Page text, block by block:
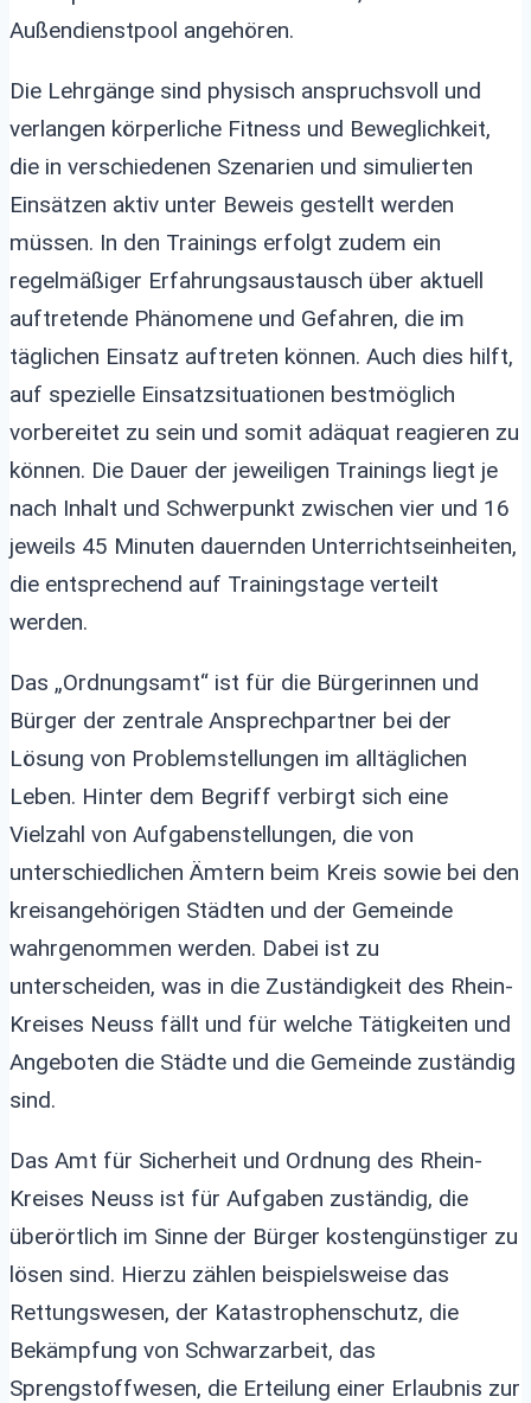
Außendienstpool angehören.
Die Lehrgänge sind physisch anspruchsvoll und
verlangen körperliche Fitness und Beweglichkeit,
die in verschiedenen Szenarien und simulierten
Einsätzen aktiv unter Beweis gestellt werden
müssen. In den Trainings erfolgt zudem ein
regelmäßiger Erfahrungsaustausch über aktuell
auftretende Phänomene und Gefahren, die im
täglichen Einsatz auftreten können. Auch dies hilft,
auf spezielle Einsatzsituationen bestmöglich
vorbereitet zu sein und somit adäquat reagieren zu
können. Die Dauer der jeweiligen Trainings liegt je
nach Inhalt und Schwerpunkt zwischen vier und 16
jeweils 45 Minuten dauernden Unterrichtseinheiten,
die entsprechend auf Trainingstage verteilt
werden.
Das „Ordnungsamt“ ist für die Bürgerinnen und
Bürger der zentrale Ansprechpartner bei der
Lösung von Problemstellungen im alltäglichen
Leben. Hinter dem Begriff verbirgt sich eine
Vielzahl von Aufgabenstellungen, die von
unterschiedlichen Ämtern beim Kreis sowie bei den
kreisangehörigen Städten und der Gemeinde
wahrgenommen werden. Dabei ist zu
unterscheiden, was in die Zuständigkeit des Rhein-
Kreises Neuss fällt und für welche Tätigkeiten und
Angeboten die Städte und die Gemeinde zuständig
sind.
Das Amt für Sicherheit und Ordnung des Rhein-
Kreises Neuss ist für Aufgaben zuständig, die
überörtlich im Sinne der Bürger kostengünstiger zu
lösen sind. Hierzu zählen beispielsweise das
Rettungswesen, der Katastrophenschutz, die
Bekämpfung von Schwarzarbeit, das
Sprengstoffwesen, die Erteilung einer Erlaubnis zur